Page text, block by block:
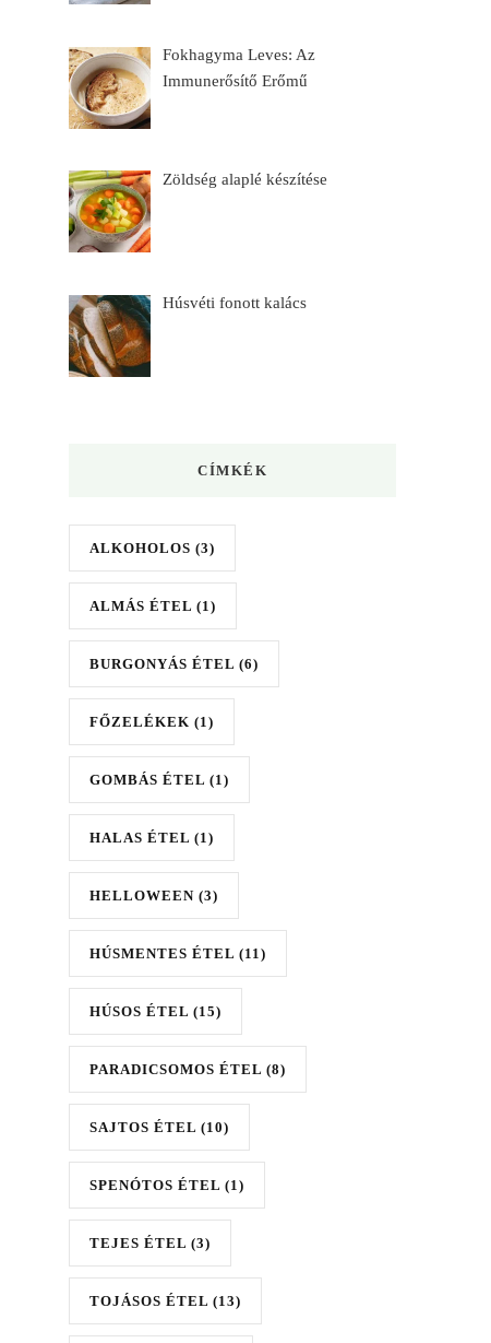
Fokhagyma Leves: Az
Immunerősítő Erőmű
Zöldség alaplé készítése
Húsvéti fonott kalács
CÍMKÉK
ALKOHOLOS (3)
ALMÁS ÉTEL (1)
BURGONYÁS ÉTEL (6)
FŐZELÉKEK (1)
GOMBÁS ÉTEL (1)
HALAS ÉTEL (1)
HELLOWEEN (3)
HÚSMENTES ÉTEL (11)
HÚSOS ÉTEL (15)
PARADICSOMOS ÉTEL (8)
SAJTOS ÉTEL (10)
SPENÓTOS ÉTEL (1)
TEJES ÉTEL (3)
TOJÁSOS ÉTEL (13)